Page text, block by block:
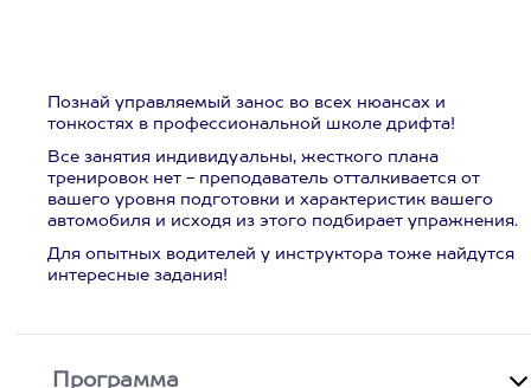
Познай управляемый занос во всех нюансах и
тонкостях в профессиональной школе дрифта!
Все занятия индивидуальны, жесткого плана
тренировок нет - преподаватель отталкивается от
вашего уровня подготовки и характеристик вашего
автомобиля и исходя из этого подбирает упражнения.
Для опытных водителей у инструктора тоже найдутся
интересные задания!
Программа